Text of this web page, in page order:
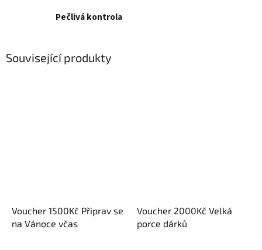
Pečlivá kontrola
Související produkty
Voucher 1500Kč Připrav se
na Vánoce včas
Voucher 2000Kč Velká
porce dárků